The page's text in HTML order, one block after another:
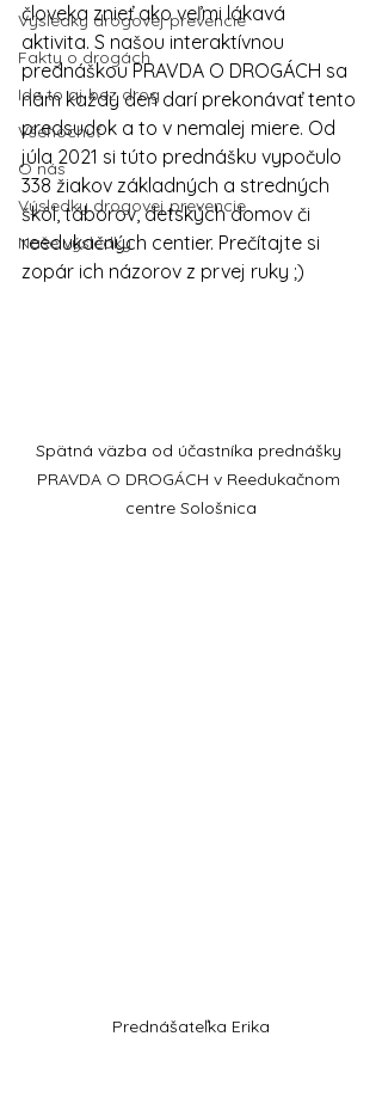
Výsledky drogovej prevencie
Fakty o drogách
Ide to aj bez drog
Všehochuť
O nás
Výsledky drogovej prevencie
Naše výsledky
človeka znieť ako veľmi lákavá
aktivita. S našou interaktívnou
prednáškou PRAVDA O DROGÁCH sa
nám každý deň darí prekonávať tento
predsudok a to v nemalej miere. Od
júla 2021 si túto prednášku vypočulo
338 žiakov základných a stredných
škôl, táborov, detských domov či
reedukačných centier. Prečítajte si
zopár ich názorov z prvej ruky ;)
Spätná väzba od účastníka prednášky
PRAVDA O DROGÁCH v Reedukačnom
centre Sološnica
Prednášateľka Erika